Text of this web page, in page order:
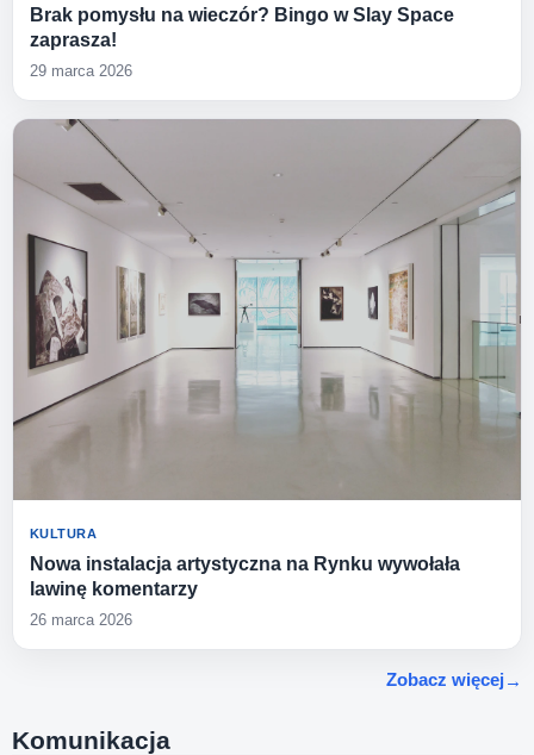
Brak pomysłu na wieczór? Bingo w Slay Space
zaprasza!
29 marca 2026
KULTURA
Nowa instalacja artystyczna na Rynku wywołała
lawinę komentarzy
26 marca 2026
Zobacz więcej
Komunikacja